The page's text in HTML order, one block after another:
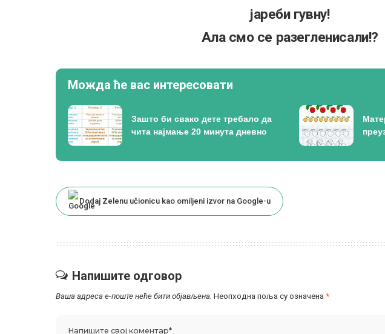
јареби гувну!
Ала смо се разегленисали!?
Можда ће вас интересовати
Зашто би свако дете требало да
чита најмање 20 минута дневно
Dodaj Zelenu učionicu kao omiljeni izvor na Google-u
Напишите одговор
Ваша адреса е-поште неће бити објављена. Неопходна поља су означена *